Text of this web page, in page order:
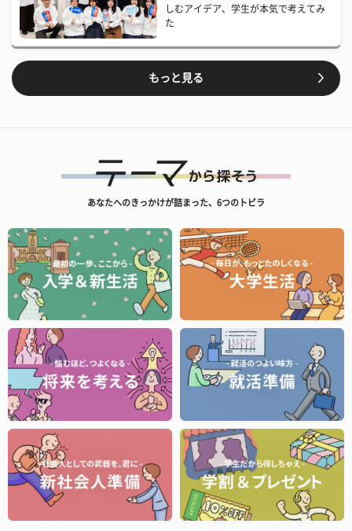
しむアイデア、学生が本気で考えてみ
た
もっと見る
あなたへのきっかけが詰まった、6つのトビラ